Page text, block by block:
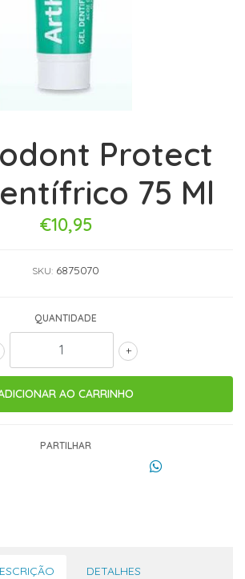
Protect
75 Ml
€10,95
SKU: 6875070
QUANTIDADE
+
PARTILHAR
DETALHES